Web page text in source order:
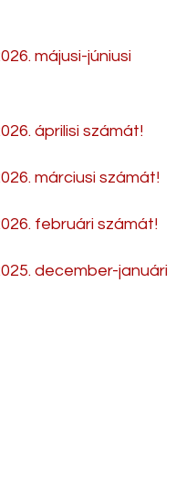
májusi-júniusi
áprilisi számát!
márciusi számát!
februári számát!
december-januári